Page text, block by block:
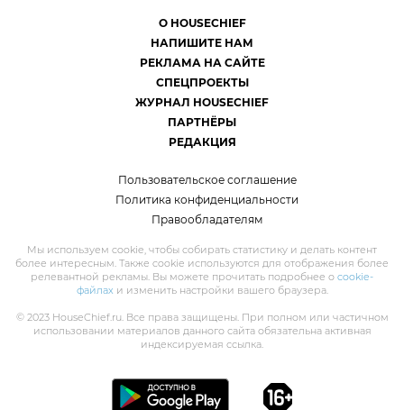
О HOUSECHIEF
НАПИШИТЕ НАМ
РЕКЛАМА НА САЙТЕ
СПЕЦПРОЕКТЫ
ЖУРНАЛ HOUSECHIEF
ПАРТНЁРЫ
РЕДАКЦИЯ
Пользовательское соглашение
Политика конфиденциальности
Правообладателям
Мы используем cookie, чтобы собирать статистику и делать контент
более интересным. Также cookie используются для отображения более
релевантной рекламы. Вы можете прочитать подробнее о cookie-
файлахи изменить настройки вашего браузера.
© 2023 HouseChief.ru. Все права защищены. При полном или частичном
использовании материалов данного сайта обязательна активная
индексируемая ссылка.